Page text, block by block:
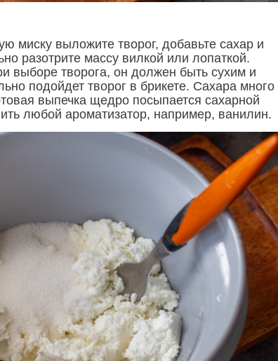
миску выложите творог, добавьте сахар и
разотрите массу вилкой или лопаткой.
выборе творога, он должен быть сухим и
подойдет творог в брикете. Сахара много
выпечка щедро посыпается сахарной
любой ароматизатор, например, ванилин.